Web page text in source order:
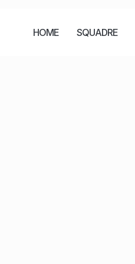
HOME SQUADRE